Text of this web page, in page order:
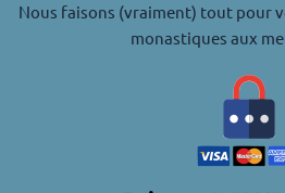
Nous faisons (vraiment) tout pour
monastiques aux